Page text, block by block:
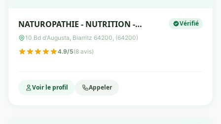
NATUROPATHIE - NUTRITION -
HYPNOSE ERICKSONIENNE - SANTÉ
NATURELLE
Vérifié
10 Bd d'Augusta, Biarritz 64200, (64200)
4.9/5(8 avis)
Voir le profil Appeler